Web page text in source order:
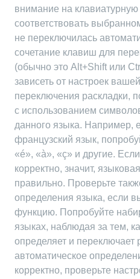
внимание на
соответствовать
не переключилась
сочетание клавиш для
(обычно это Alt+Shift или
зависеть от настроек
переключения раскладки,
с использованием
данного языка. Например,
французский язык,
«é», «à», «ç» и другие.
корректно, значит,
правильно. Проверьте
определения языка, если
функцию. Попробуйте
языках, наблюдая за тем,
определяет и переключает
автоматическое
корректно, проверьте